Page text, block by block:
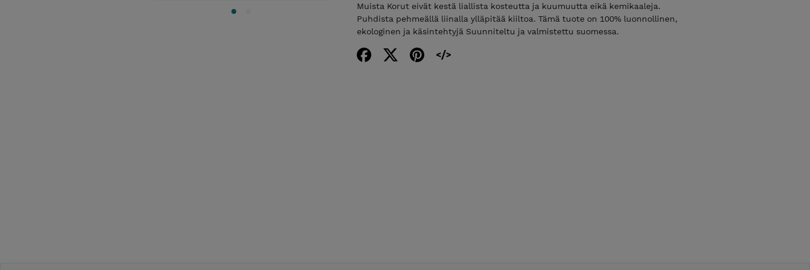
Muista Korut eivät kestä liallista kosteutta ja kuumuutta eikä kemikaaleja.
Puhdista pehmeällä liinalla ylläpitää kiiltoa. Tämä tuote on 100% luonnollinen,
ekologinen ja käsintehtyjä Suunniteltu ja valmistettu suomessa.